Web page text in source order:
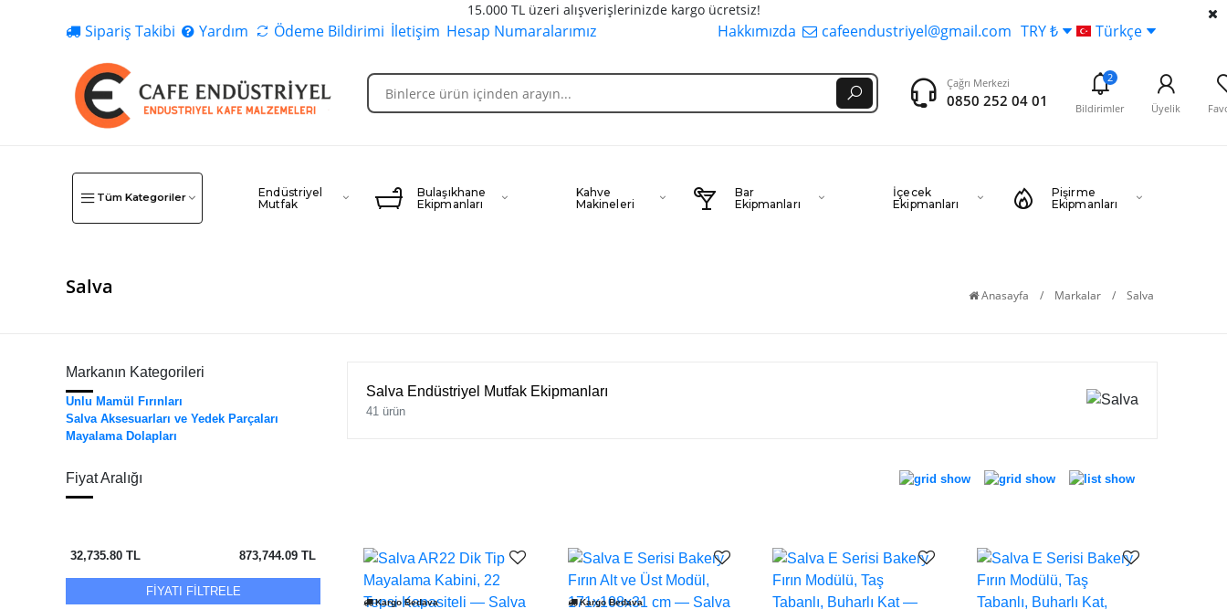
15.000 TL üzeri alışverişlerinizde kargo ücretsiz!
Sipariş Takibi Yardım Ödeme Bildirimi İletişim Hesap Numaralarımız Hakkımızda cafeendustriyel@gmail.com TRY ₺ Türkçe
Çağrı Merkezi
0850 252 04 01
2
Bildirimler Üyelik
Tüm Kategoriler
Endüstriyel
Mutfak
Bulaşıkhane
Ekipmanları
Kahve
Makineleri
Bar
Ekipmanları
İçecek
Ekipmanları
Pişirme
Ekipmanları
Salva Anasayfa / Markalar / Salva
Markanın Kategorileri
Unlu Mamül Fırınları
Salva Aksesuarları ve Yedek Parçaları
Mayalama Dolapları
Fiyat Aralığı
32,735.80 TL 873,744.09 TL
FİYATI FİLTRELE
Salva Endüstriyel Mutfak Ekipmanları
41 ürün
Kargo Bedava Kargo Bedava